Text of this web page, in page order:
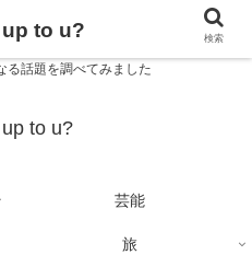
る話題を調べてみました
to u?
芸能
旅
to u? 検索